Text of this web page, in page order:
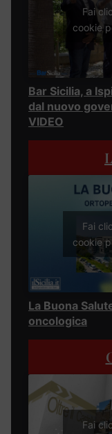
Fai
cookie
Bar Sicilia, a
dal nuovo
VIDEO
Fai
cookie
La Buona
oncologica
Fai